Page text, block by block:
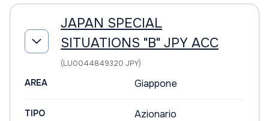
JAPAN SPECIAL
SITUATIONS "B" JPY ACC
(LU0044849320 JPY)
AREA Giappone
TIPO Azionario